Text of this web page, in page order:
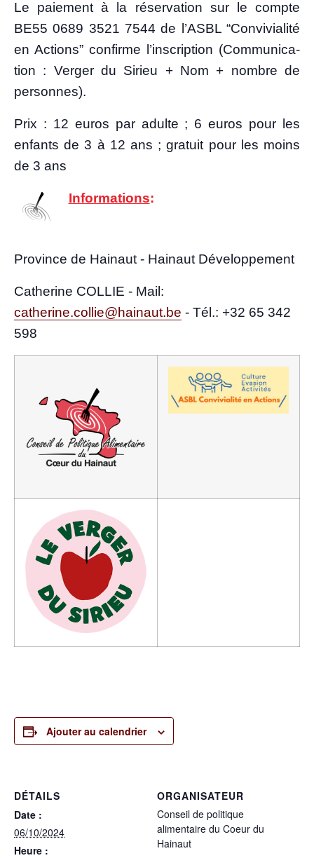
Le paie­ment à la réser­va­tion sur le compte
BE55 0689 3521 7544 de l’AS­BL “Convi­via­li­té
en Actions” confirme l’ins­crip­tion (Com­mu­ni­ca­
tion : Ver­ger du Sirieu + Nom + nombre de
personnes).
Prix : 12 euros par adulte ; 6 euros pour les
enfants de 3 à 12 ans ; gra­tuit pour les moins
de 3 ans
Infor­ma­tions:
Pro­vince de Hai­naut - Hai­naut Développement
Cathe­rine COLLIE - Mail:
catherine.collie@hainaut.be - Tél.: +32 65 342
598
Ajouter au calendrier
DÉTAILS
Date :
06/10/2024
Heure :
ORGANISATEUR
Conseil de politique
alimentaire du Coeur du
Hainaut